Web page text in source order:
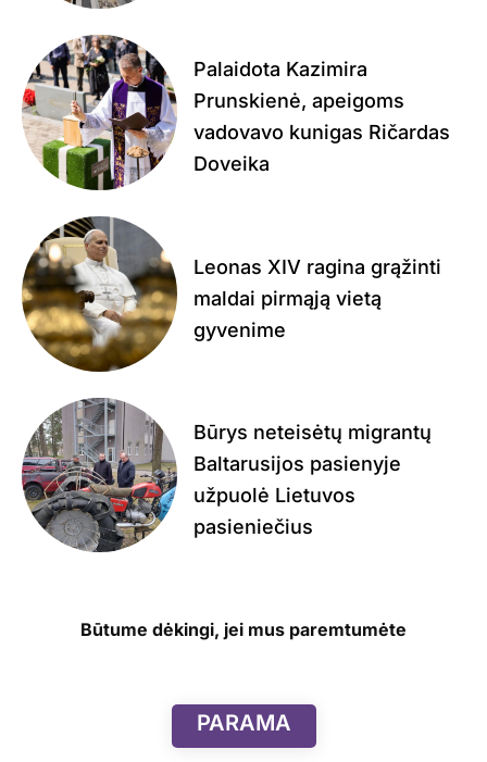
Palaidota Kazimira
Prunskienė, apeigoms
vadovavo kunigas Ričardas
Doveika
Leonas XIV ragina grąžinti
maldai pirmąją vietą
gyvenime
Būrys neteisėtų migrantų
Baltarusijos pasienyje
užpuolė Lietuvos
pasieniečius
Būtume dėkingi, jei mus paremtumėte
PARAMA